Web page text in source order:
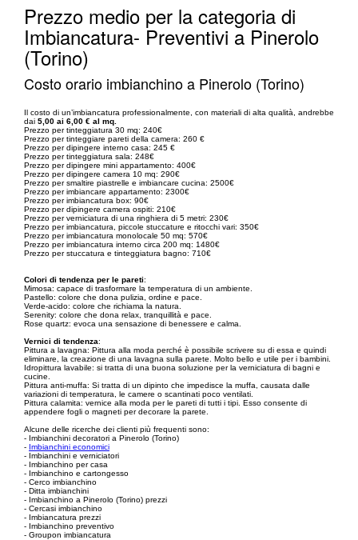
Prezzo medio per la categoria di
Imbiancatura- Preventivi a Pinerolo
(Torino)
Costo orario imbianchino a Pinerolo (Torino)
Il costo di un’imbiancatura professionalmente, con materiali di alta qualità, andrebbe
dai 5,00 ai 6,00 € al mq.
Prezzo per tinteggiatura 30 mq: 240€
Prezzo per tinteggiare pareti della camera: 260 €
Prezzo per dipingere interno casa: 245 €
Prezzo per tinteggiatura sala: 248€
Prezzo per dipingere mini appartamento: 400€
Prezzo per dipingere camera 10 mq: 290€
Prezzo per smaltire piastrelle e imbiancare cucina: 2500€
Prezzo per imbiancare appartamento: 2300€
Prezzo per imbiancatura box: 90€
Prezzo per dipingere camera ospiti: 210€
Prezzo per verniciatura di una ringhiera di 5 metri: 230€
Prezzo per imbiancatura, piccole stuccature e ritocchi vari: 350€
Prezzo per imbiancatura monolocale 50 mq: 570€
Prezzo per imbiancatura interno circa 200 mq: 1480€
Prezzo per stuccatura e tinteggiatura bagno: 710€
Colori di tendenza per le pareti:
Mimosa: capace di trasformare la temperatura di un ambiente.
Pastello: colore che dona pulizia, ordine e pace.
Verde-acido: colore che richiama la natura.
Serenity: colore che dona relax, tranquillità e pace.
Rose quartz: evoca una sensazione di benessere e calma.
Vernici di tendenza:
Pittura a lavagna: Pittura alla moda perché è possibile scrivere su di essa e quindi
eliminare, la creazione di una lavagna sulla parete. Molto bello e utile per i bambini.
Idropittura lavabile: si tratta di una buona soluzione per la verniciatura di bagni e
cucine.
Pittura anti-muffa: Si tratta di un dipinto che impedisce la muffa, causata dalle
variazioni di temperatura, le camere o scantinati poco ventilati.
Pittura calamita: vernice alla moda per le pareti di tutti i tipi. Esso consente di
appendere fogli o magneti per decorare la parete.
Alcune delle ricerche dei clienti più frequenti sono:
- Imbianchini decoratori a Pinerolo (Torino)
- Imbianchini economici
- Imbianchini e verniciatori
- Imbianchino per casa
- Imbianchino e cartongesso
- Cerco imbianchino
- Ditta imbianchini
- Imbianchino a Pinerolo (Torino) prezzi
- Cercasi imbianchino
- Imbiancatura prezzi
- Imbianchino preventivo
- Groupon imbiancatura